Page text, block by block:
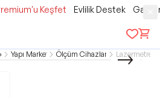
Keşfet Evlilik Destek
Yapı Market Ölçüm Cihazları Lazermetre